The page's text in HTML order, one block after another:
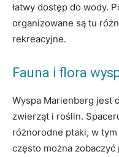
łatwy dostęp do wody.
organizowane są tu
rekreacyjne.
Fauna i flora
Wyspa Marienberg jest
zwierząt i roślin.
różnorodne ptaki, w
często można zobaczyć